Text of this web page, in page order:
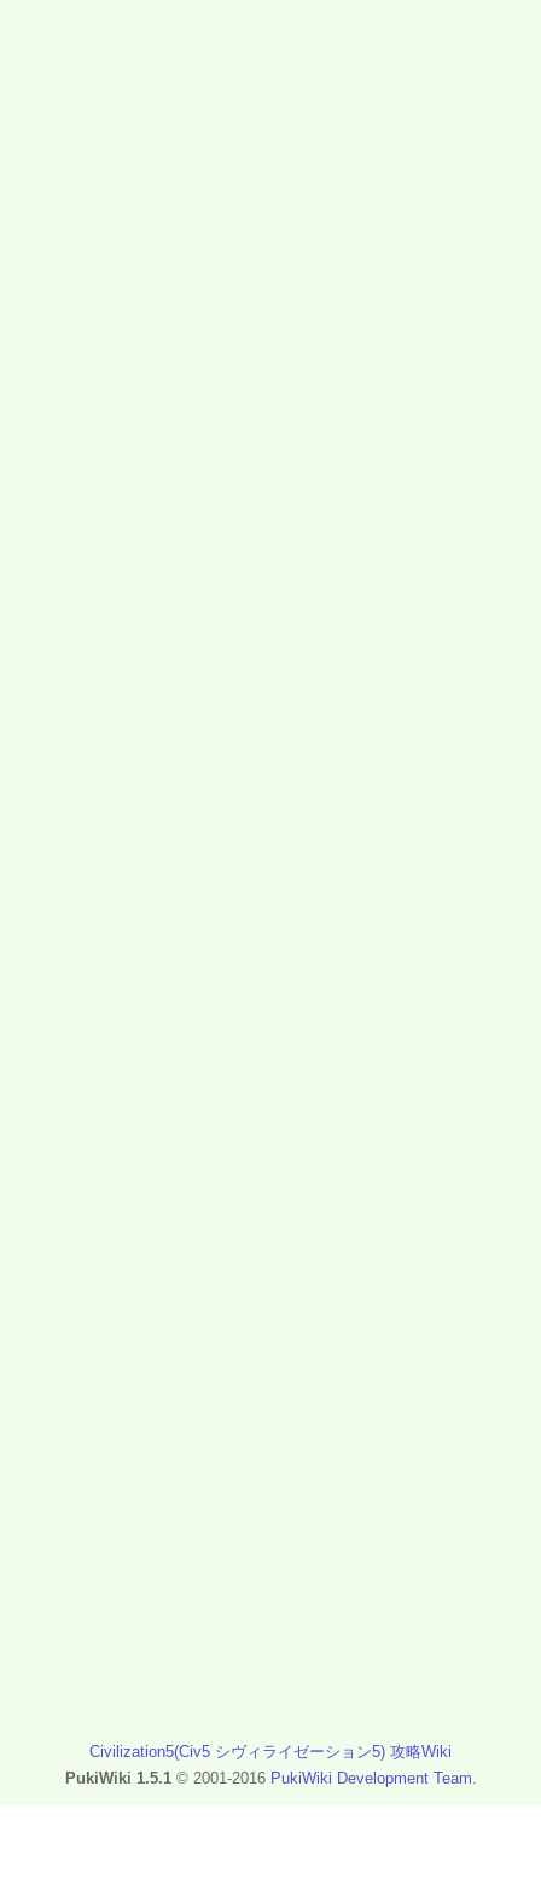
Civilization5(Civ5 シヴィライゼーション5) 攻略Wiki
PukiWiki 1.5.1© 2001-2016 PukiWiki Development Team.